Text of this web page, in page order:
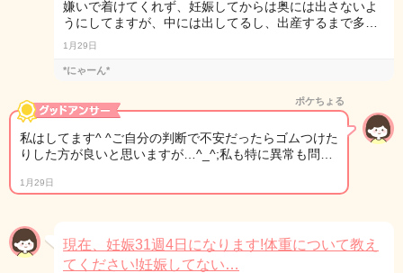
嫌いで着けてくれず、妊娠してからは奥には出さないよ
うにしてますが、中には出してるし、出産するまで多…
1月29日
*にゃーん*
ポケちょる
私はしてます^ ^ご自分の判断で不安だったらゴムつけた
りした方が良いと思いますが…^_^;私も特に異常も問…
1月29日
現在、妊娠31週4日になります!体重について教え
てください!妊娠してない…